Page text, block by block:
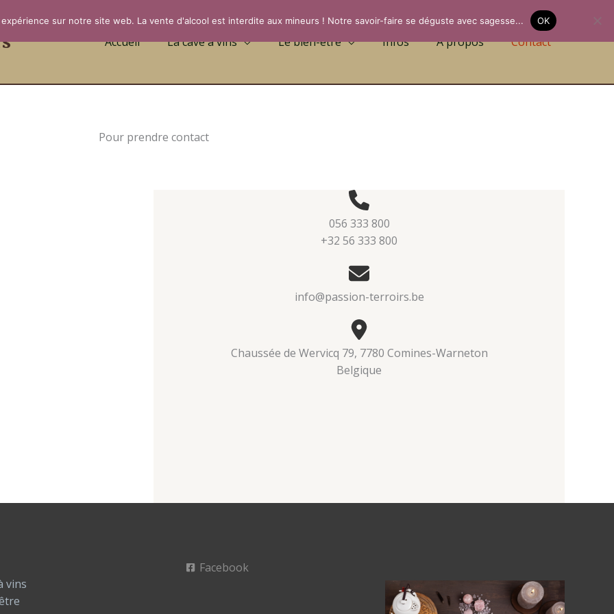
Accueil La cave à vins Le bien-être Infos A propos Contact
Pour prendre contact
056 333 800
+32 56 333 800
info@passion-terroirs.be
Chaussée de Wervicq 79, 7780 Comines-Warneton
Belgique
vins
Facebook
sur notre site web. La vente d'alcool est interdite aux mineurs ! Notre savoir-faire se déguste avec sagesse... OK